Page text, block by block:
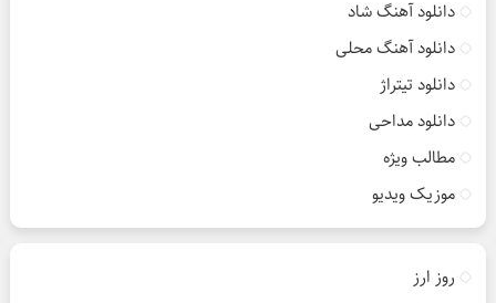
دانلود آهنگ شاد
دانلود آهنگ محلی
دانلود تیتراژ
دانلود مداحی
مطالب ویژه
موزیک ویدیو
روز ارز